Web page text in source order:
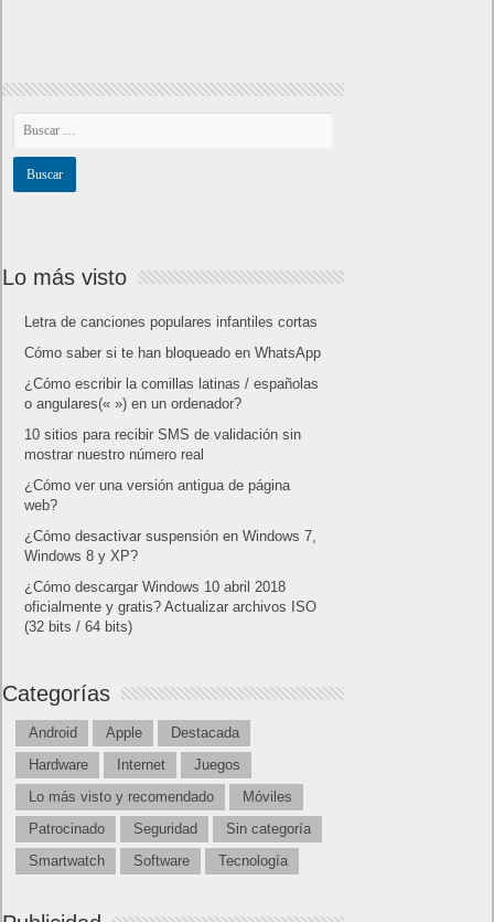
Lo más visto
Letra de canciones populares infantiles cortas
Cómo saber si te han bloqueado en WhatsApp
¿Cómo escribir la comillas latinas / españolas
o angulares(« ») en un ordenador?
10 sitios para recibir SMS de validación sin
mostrar nuestro número real
¿Cómo ver una versión antigua de página
web?
¿Cómo desactivar suspensión en Windows 7,
Windows 8 y XP?
¿Cómo descargar Windows 10 abril 2018
oficialmente y gratis? Actualizar archivos ISO
(32 bits / 64 bits)
Categorías
Android Apple
Destacada
Hardware
Internet
Juegos
Lo más visto y recomendado
Móviles
Patrocinado
Seguridad
Sin categoría
Smartwatch
Software Tecnología